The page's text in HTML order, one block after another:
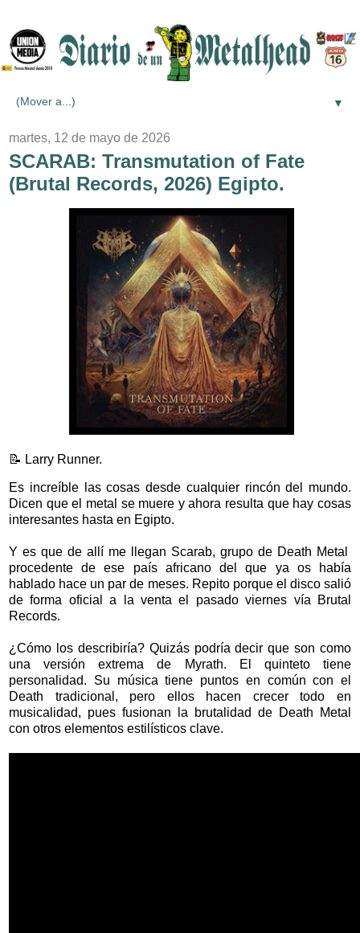
▼
martes, 12 de mayo de 2026
SCARAB: Transmutation of Fate
(Brutal Records, 2026) Egipto.
📝 Larry Runner.
Es increíble las cosas desde cualquier rincón del mundo.
Dicen que el metal se muere y ahora resulta que hay cosas
interesantes hasta en Egipto.
Y es que de allí me llegan Scarab, grupo de Death Metal
procedente de ese país africano del que ya os había
hablado hace un par de meses. Repito porque el disco salió
de forma oficial a la venta el pasado viernes vía Brutal
Records.
¿Cómo los describiría? Quizás podría decir que son como
una versión extrema de Myrath. El quinteto tiene
personalidad. Su música tiene puntos en común con el
Death tradicional, pero ellos hacen crecer todo en
musicalidad, pues fusionan la brutalidad de Death Metal
con otros elementos estilísticos clave.